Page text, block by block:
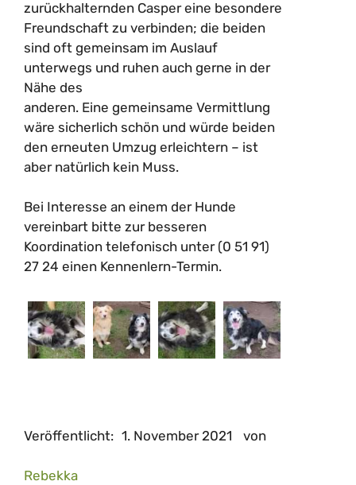
zurückhalternden Casper eine besondere
Freundschaft zu verbinden; die beiden
sind oft gemeinsam im Auslauf
unterwegs und ruhen auch gerne in der
Nähe des
anderen. Eine gemeinsame Vermittlung
wäre sicherlich schön und würde beiden
den erneuten Umzug erleichtern – ist
aber natürlich kein Muss.
Bei Interesse an einem der Hunde
vereinbart bitte zur besseren
Koordination telefonisch unter (0 51 91)
27 24 einen Kennenlern-Termin.
Veröffentlicht: 1. November 2021 von
Rebekka